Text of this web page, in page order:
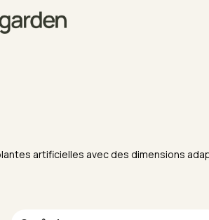
artificielles avec des dimensions